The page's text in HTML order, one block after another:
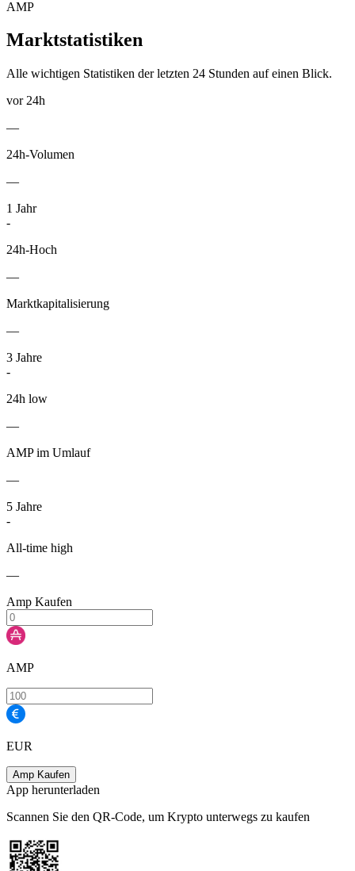
AMP
Marktstatistiken
Alle wichtigen Statistiken der letzten 24 Stunden auf einen Blick.
vor 24h
—
24h-Volumen
—
1 Jahr
-
24h-Hoch
—
Marktkapitalisierung
—
3 Jahre
-
24h low
—
AMP im Umlauf
—
5 Jahre
-
All-time high
—
Amp Kaufen
AMP
EUR
Amp Kaufen
App herunterladen
Scannen Sie den QR-Code, um Krypto unterwegs zu kaufen